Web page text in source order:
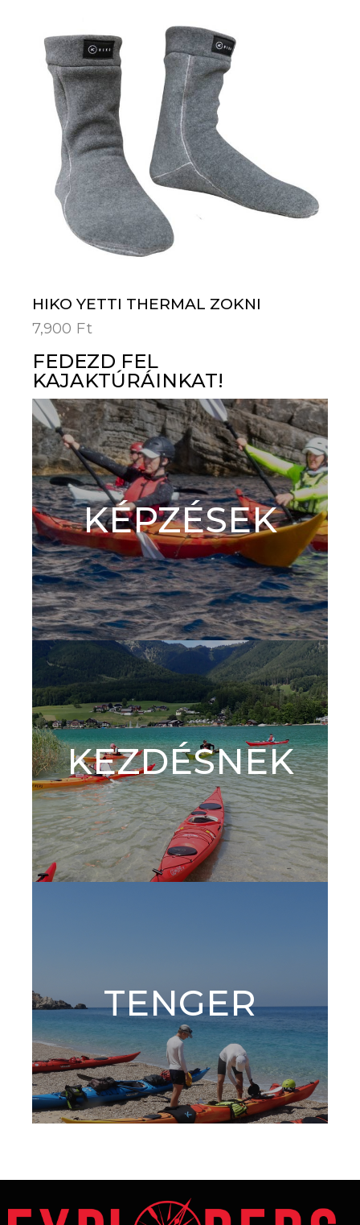
HIKO YETTI THERMAL ZOKNI
7,900 Ft
FEDEZD FEL
KAJAKTÚRÁINKAT!
KÉPZÉSEK
KEZDÉSNEK
TENGER